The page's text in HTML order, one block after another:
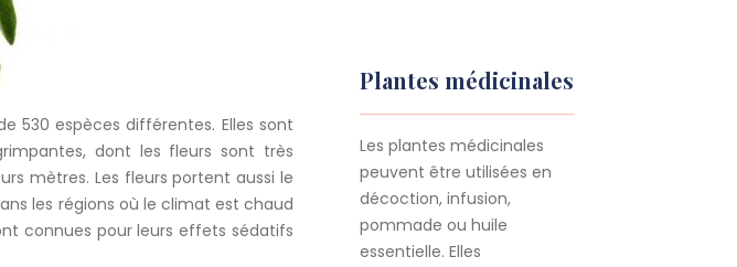
530 espèces différentes. Elles sont
dont les fleurs sont très
mètres. Les fleurs portent aussi le
les régions où le climat est chaud
connues pour leurs effets sédatifs
Plantes médicinales
Les plantes médicinales
peuvent être utilisées en
décoction, infusion,
pommade ou huile
essentielle. Elles